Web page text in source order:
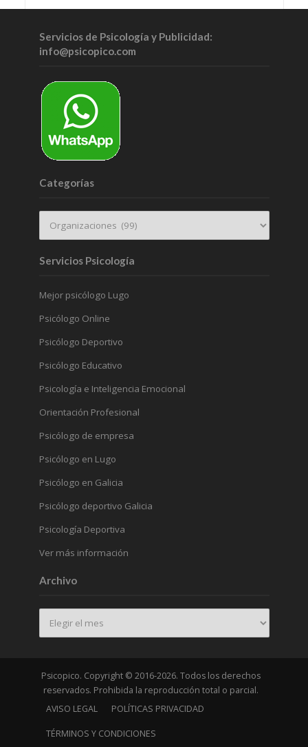
Servicios de Psicología y Publicidad:
info@psicopico.com
Categorías
Servicios Psicología
Mejor psicólogo Lugo
Psicólogo Online
Psicólogo Deportivo
Psicólogo Educativo
Psicología e Inteligencia Emocional
Orientación Profesional
Psicólogo de empresa
Psicólogo en Lugo
Psicólogo en Galicia
Psicólogo deportivo Galicia
Psicología Deportiva
Ver más información
Archivo
Archivo
Psicopico. Copyright © 2016-2026. Todos los derechos
reservados. Prohibida la reproducción total o parcial.
AVISO LEGAL
POLÍTICAS PRIVACIDAD
TÉRMINOS Y CONDICIONES